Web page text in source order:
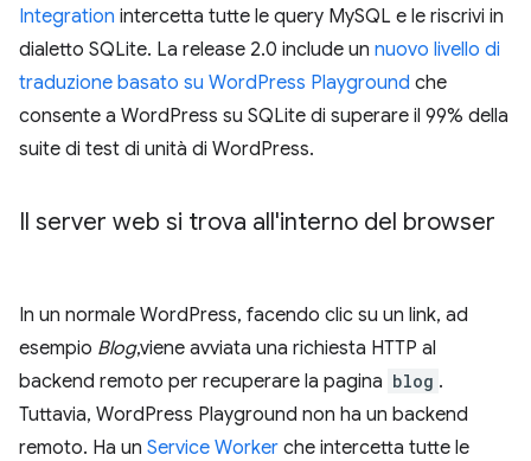
Integration intercetta tutte le query MySQL e le riscrivi in
dialetto SQLite. La release 2.0 include un nuovo livello di
traduzione basato su WordPress Playground che
consente a WordPress su SQLite di superare il 99% della
suite di test di unità di WordPress.
Il server web si trova all'interno del browser
In un normale WordPress, facendo clic su un link, ad
esempio Blog,viene avviata una richiesta HTTP al
backend remoto per recuperare la pagina blog .
Tuttavia, WordPress Playground non ha un backend
remoto. Ha un Service Worker che intercetta tutte le